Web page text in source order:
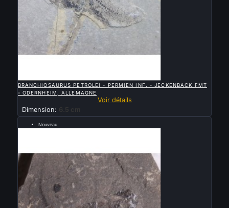
BRANCHIOSAURUS PETROLEI - PERMIEN INF. - JECKENBACK FMT
- ODERNHEIM, ALLEMAGNE
Voir détails
Dimension:
6.5 cm
Nouveau
Vendu